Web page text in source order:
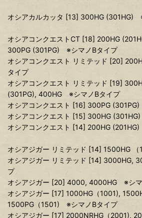
オシアカルカッタ [13] 300HG (301HG)
オシアコンクエストCT [18] 200HG
300PG (301PG) ※シマノBタイプ
オシアコンクエスト リミテッド [20]
タイプ
オシアコンクエスト リミテッド [19]
(301PG), 400HG ※シマノBタイプ
オシアコンクエスト [16] 300PG
オシアコンクエスト [15] 300HG
オシアコンクエスト [14] 200HG
オシアジガー リミテッド [14] 1500HG
オシアジガー リミテッド [14] 3000HG,
プ
オシアジガー [20] 4000, 4000HG ※シ
オシアジガー [17] 1000HG（1001),
1500PG（1501) ※シマノBタイプ
オシアジガー [17] 2000NRHG（2001),